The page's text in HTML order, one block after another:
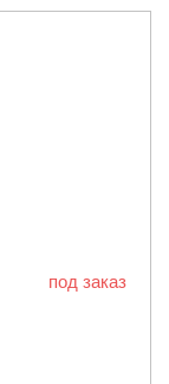
под заказ